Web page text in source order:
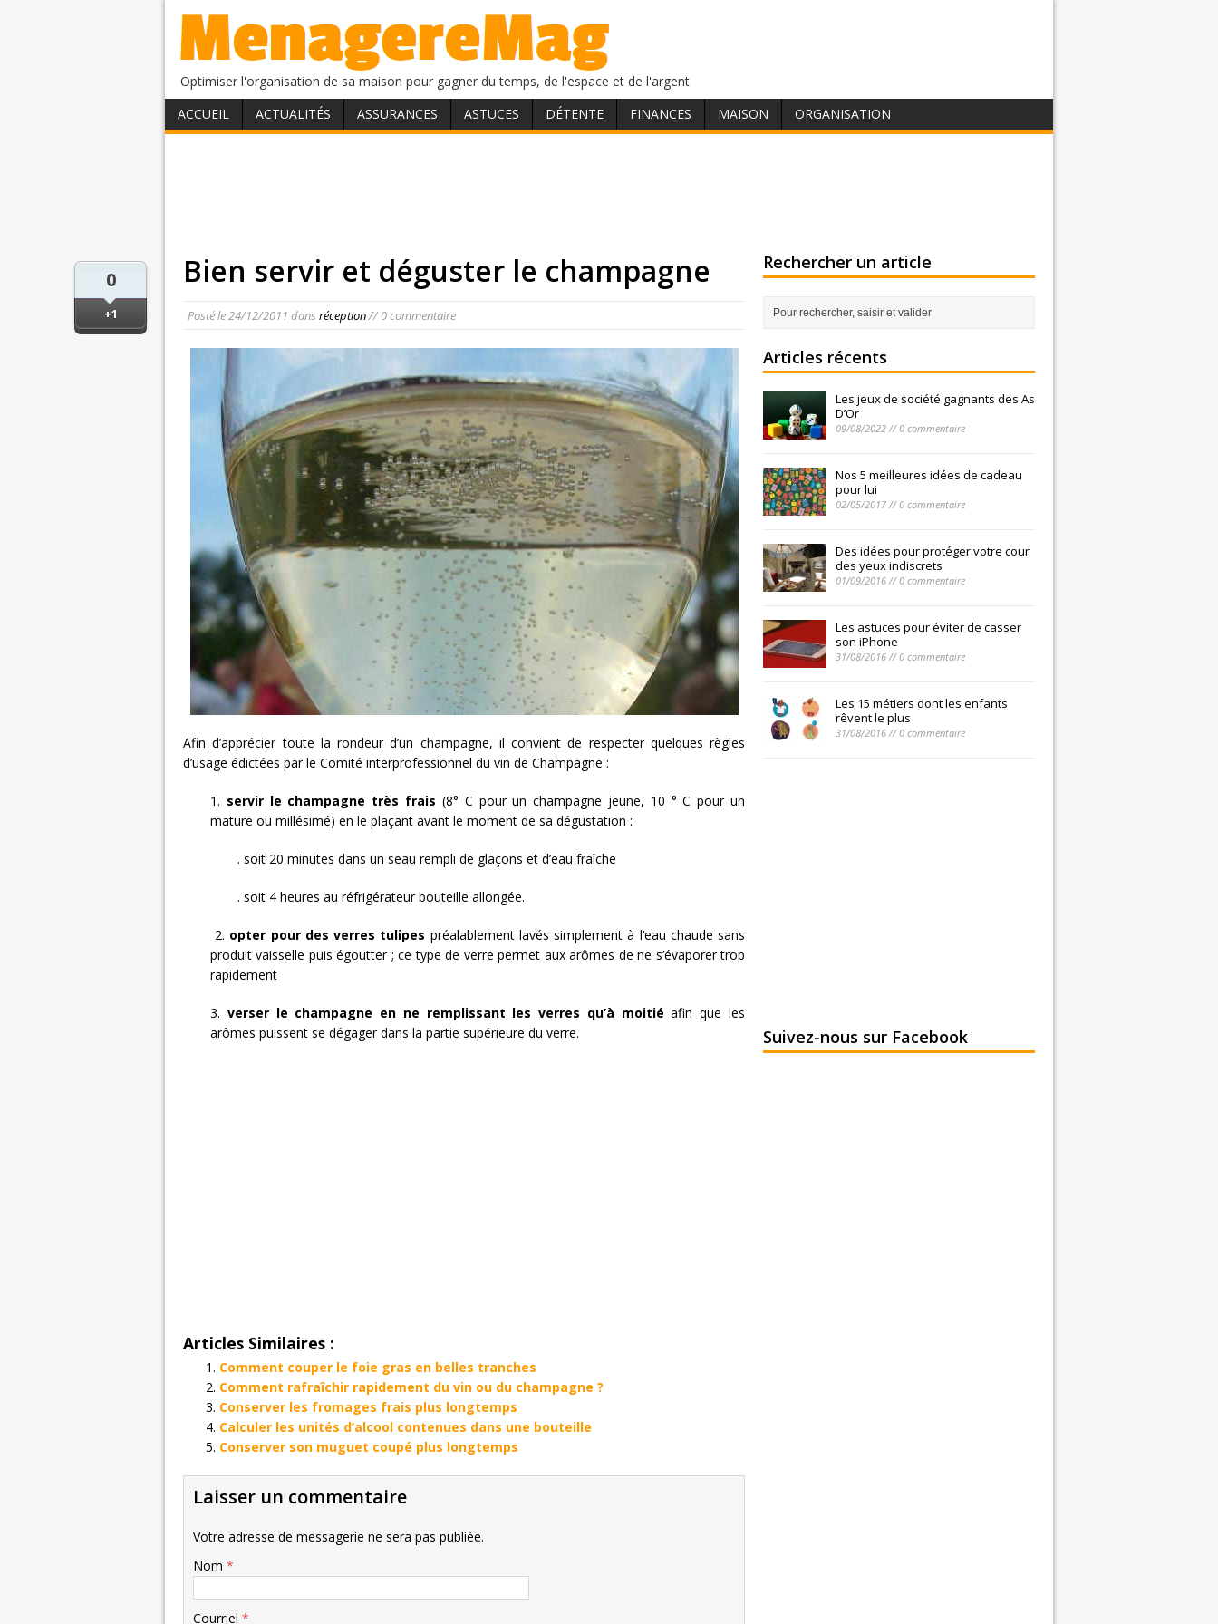
Optimiser l'organisation de sa maison pour gagner du temps, de l'espace et de l'argent
ACCUEIL
ACTUALITÉS ASSURANCES ASTUCES DÉTENTE FINANCES MAISON ORGANISATION
0
+1
Bien servir et déguster le champagne
Posté le24/12/2011 dans réception// 0 commentaire
Afin d’apprécier toute la rondeur d’un champagne, il convient de respecter quelques règles
d’usage édictées par le Comité interprofessionnel du vin de Champagne :
1. servir le champagne très frais (8° C pour un champagne jeune, 10 ° C pour un
mature ou millésimé) en le plaçant avant le moment de sa dégustation :
. soit 20 minutes dans un seau rempli de glaçons et d’eau fraîche
. soit 4 heures au réfrigérateur bouteille allongée.
2. opter pour des verres tulipes préalablement lavés simplement à l’eau chaude sans
produit vaisselle puis égoutter ; ce type de verre permet aux arômes de ne s’évaporer trop
rapidement
3. verser le champagne en ne remplissant les verres qu’à moitié afin que les
arômes puissent se dégager dans la partie supérieure du verre.
Articles Similaires :
Comment couper le foie gras en belles tranches
Comment rafraîchir rapidement du vin ou du champagne ?
Conserver les fromages frais plus longtemps
Calculer les unités d’alcool contenues dans une bouteille
Conserver son muguet coupé plus longtemps
Laisser un commentaire
Votre adresse de messagerie ne sera pas publiée.
Nom *
Courriel *
Rechercher un article
Articles récents
Les jeux de société gagnants des As
D’Or
09/08/2022 // 0 commentaire
Nos 5 meilleures idées de cadeau
pour lui
02/05/2017 // 0 commentaire
Des idées pour protéger votre cour
des yeux indiscrets
01/09/2016 // 0 commentaire
Les astuces pour éviter de casser
son iPhone
31/08/2016 // 0 commentaire
Les 15 métiers dont les enfants
rêvent le plus
31/08/2016 // 0 commentaire
Suivez-nous sur Facebook